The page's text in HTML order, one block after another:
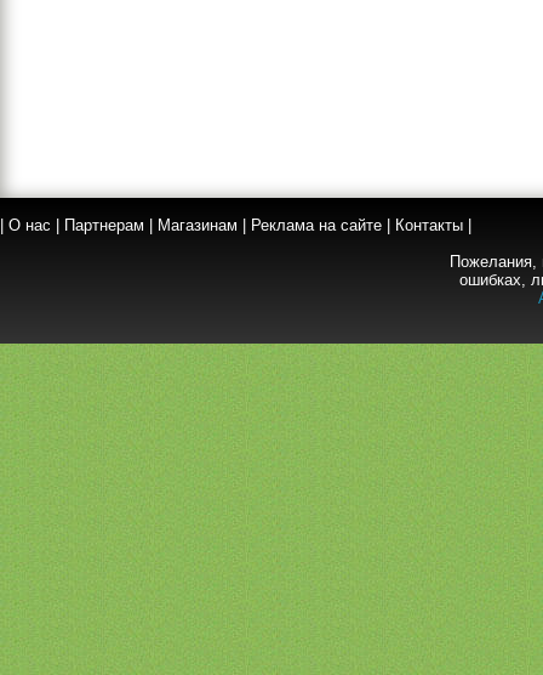
О нас Партнерам Магазинам Реклама на сайте Контакты
Пожелания,
ошибках,